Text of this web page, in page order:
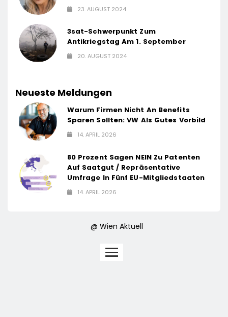
23. AUGUST 2024
3sat-Schwerpunkt Zum
Antikriegstag Am 1. September
20. AUGUST 2024
Neueste Meldungen
Warum Firmen Nicht An Benefits
Sparen Sollten: VW Als Gutes Vorbild
14. APRIL 2026
80 Prozent Sagen NEIN Zu Patenten
Auf Saatgut / Repräsentative
Umfrage In Fünf EU-Mitgliedstaaten
14. APRIL 2026
@ Wien Aktuell